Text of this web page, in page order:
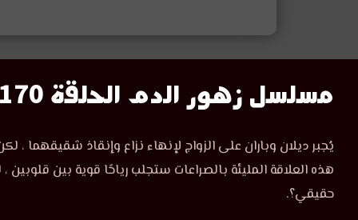
مسلسل
زهور
الدم
مسلسل زهور الدم الحلقة 170
مسلسل
زهور
الدم
الحلقة
يُجبر ديلان وباران على الزواج لإنهاء نزاع وإنقاذ شقيقهما ،
هذه العلاقة المليئة بالصراعات ستجلب رياحًا قوية بين
حقيقي؟.